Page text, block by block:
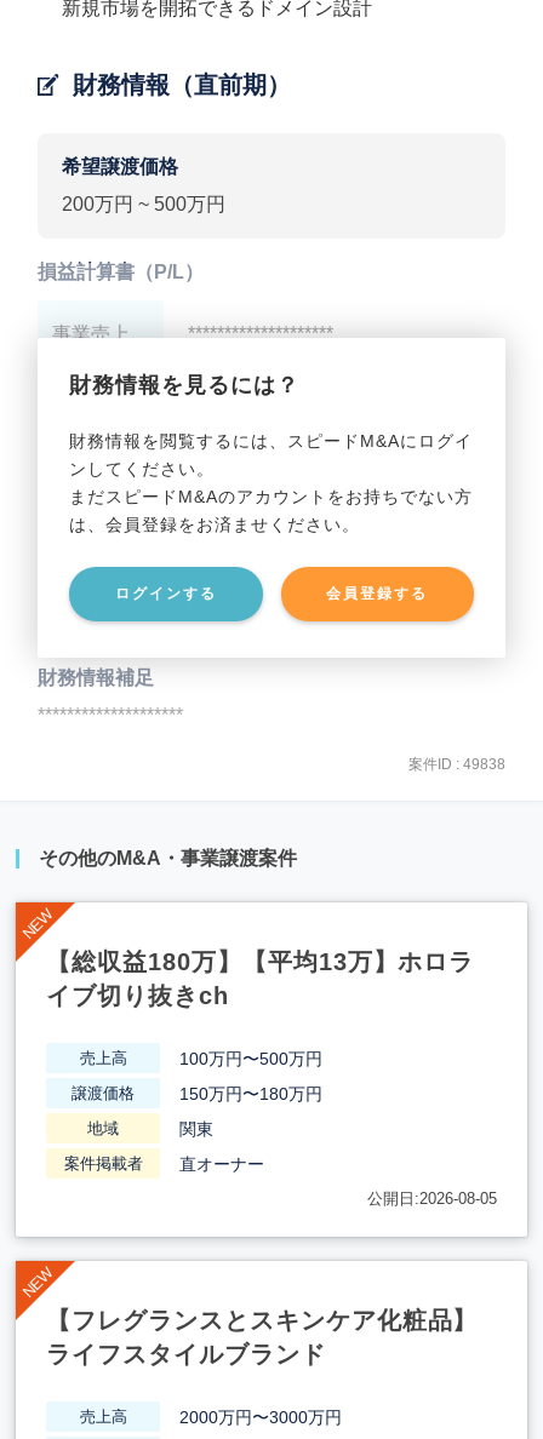
新規市場を開拓できるドメイン設計
財務情報（直前期）
希望譲渡価格
200万円 ~ 500万円
財務情報を見るには？
財務情報を閲覧するには、スピードM&Aにログイ
ンしてください。
まだスピードM&Aのアカウントをお持ちでない方
は、会員登録をお済ませください。
ログインする 会員登録する
損益計算書（P/L）
事業売上 ********************
事業利益 ********************
貸借対照表（B/S）
事業資産 ********************
事業負債 ********************
財務情報補足
********************
案件ID : 49838
その他のM&A・事業譲渡案件
【総収益180万】【平均13万】ホロラ
イブ切り抜きch
売上高 100万円〜500万円
譲渡価格 150万円〜180万円
地域 関東
案件掲載者 直オーナー
公開日:2026-08-05
【フレグランスとスキンケア化粧品】
ライフスタイルブランド
売上高 2000万円〜3000万円